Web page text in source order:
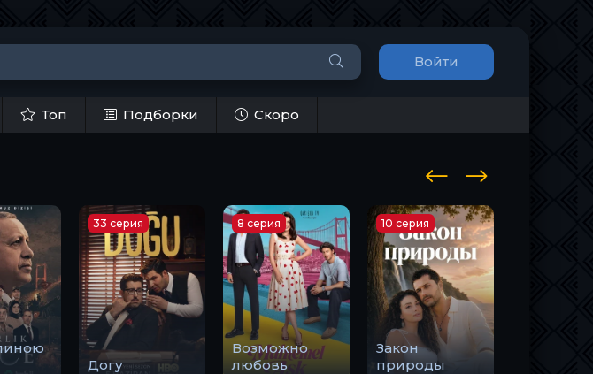
Войти
Топ Подборки Скоро
Догу
33 серия
Возможно
любовь
8 серия
Закон
природы
10 серия